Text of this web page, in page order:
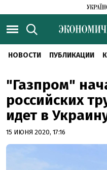
НОВОСТИ ПУБЛИКАЦИИ
"Газпром"
российских
идет в
15 ИЮНЯ 2020, 17:16